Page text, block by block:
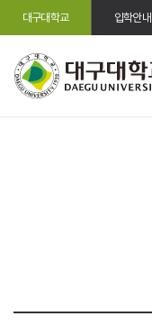
대구대학교 입학안내